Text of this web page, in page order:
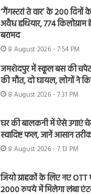
‘गैंगस्टरां ते वार’ के 200
अवैध हथियार, 774 किलोग्राम
बरामद
8 August 2026 - 7:54 PM
जमशेदपुर में स्कूल बस की
की मौत, दो घायल, लोगों ने
8 August 2026 - 7:31 PM
घर की बालकनी में ऐसे उगाएं
स्वादिष्ट फल, जानें आसान
8 August 2026 - 7:13 PM
जियो ग्राहकों के लिए नए
2000 रुपये में मिलेगा लंबा